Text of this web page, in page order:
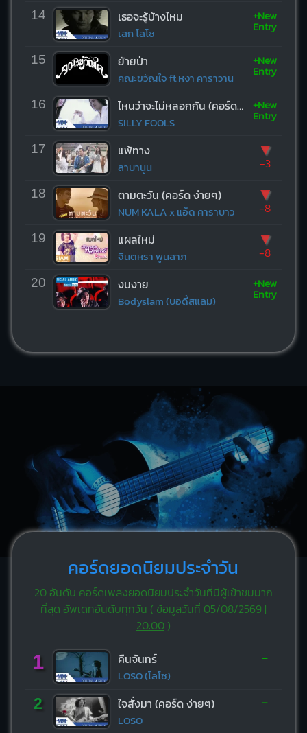
14 เธอจะรู้บ้างไหม
เสก โลโซ
+New
Entry
15 ย้ายป่า
คณะขวัญใจ ft.หงา คาราวาน
+New
Entry
16 ไหนว่าจะไม่หลอกกัน (คอร์ด ง่ายๆ)
SILLY FOOLS
+New
Entry
17 แพ้ทาง
ลาบานูน
▼
-3
18 ตามตะวัน (คอร์ด ง่ายๆ)
NUM KALA x แอ๊ด คาราบาว
▼
-8
19 แผลใหม่
จินตหรา พูนลาภ
▼
-8
20 งมงาย
Bodyslam (บอดี้สแลม)
+New
Entry
คอร์ดยอดนิยมประจำวัน
20 อันดับ คอร์ดเพลงยอดนิยมประจำวันที่มีผู้เข้าชมมาก
ที่สุด อัพเดทอันดับทุกวัน ( ข้อมูลวันที่ 05/08/2569 |
20:00)
1 คืนจันทร์
LOSO (โลโซ)
-
2 ใจสั่งมา (คอร์ด ง่ายๆ)
LOSO
-